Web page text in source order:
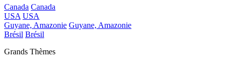
Canada Canada
USA USA
Guyane, Amazonie Guyane, Amazonie
Brésil Brésil
Grands Thèmes